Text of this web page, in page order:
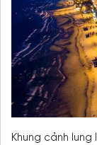
Khung cảnh